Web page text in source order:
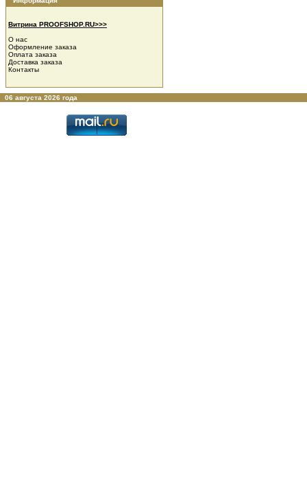
Витрина PROOFSHOP.RU>>>
О нас
Оформление заказа
Оплата заказа
Доставка заказа
Контакты
06 августа 2026 года